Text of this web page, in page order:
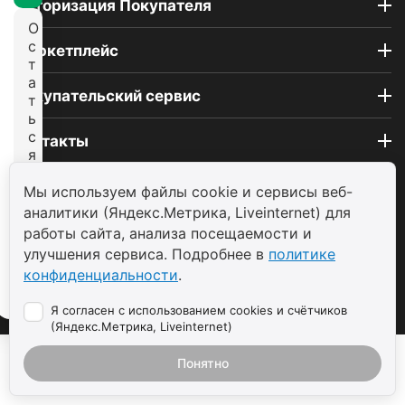
Авторизация Покупателя
Маркетплейс
Покупательский сервис
Контакты
© 2004 - 2026 ООО «ТП САВДА»
О
с
т
а
т
ь
с
я
а
с
а
й
т
е
Мы используем файлы cookie и сервисы веб-
аналитики (Яндекс.Метрика, Liveinternet) для
работы сайта, анализа посещаемости и
улучшения сервиса. Подробнее в политике
конфиденциальности.
Я согласен с использованием cookies и счётчиков
(Яндекс.Метрика, Liveinternet)
Понятно